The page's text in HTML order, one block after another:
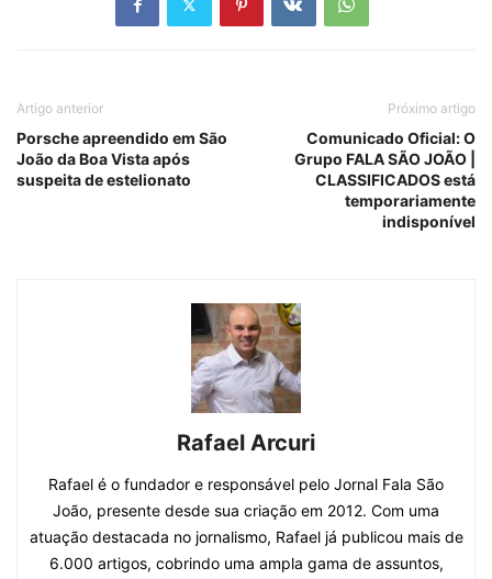
Artigo anterior
Porsche apreendido em São
João da Boa Vista após
suspeita de estelionato
Próximo artigo
Comunicado Oficial: O
Grupo FALA SÃO JOÃO |
CLASSIFICADOS está
temporariamente
indisponível
Rafael Arcuri
Rafael é o fundador e responsável pelo Jornal Fala São
João, presente desde sua criação em 2012. Com uma
atuação destacada no jornalismo, Rafael já publicou mais de
6.000 artigos, cobrindo uma ampla gama de assuntos,